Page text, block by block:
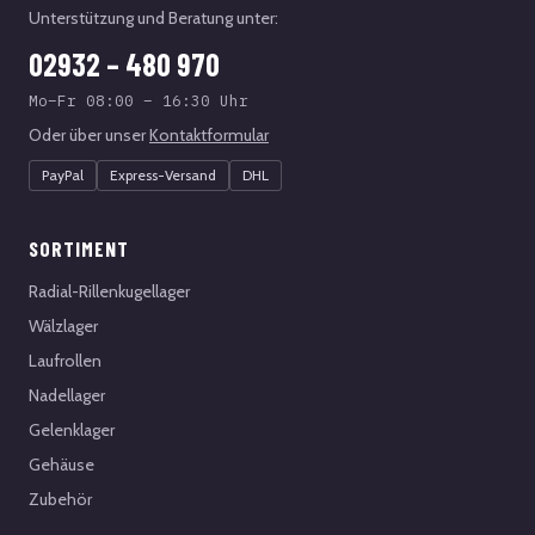
Unterstützung und Beratung unter:
02932 – 480 970
Mo–Fr 08:00 – 16:30 Uhr
Oder über unserKontaktformular
PayPal Express-Versand DHL
SORTIMENT
Radial-Rillenkugellager
Wälzlager
Laufrollen
Nadellager
Gelenklager
Gehäuse
Zubehör